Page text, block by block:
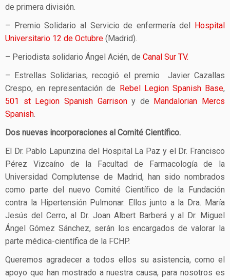
de primera división.
– Premio Solidario al Servicio de enfermería del
Hospital
Universitario 12 de Octubre (Madrid).
– Periodista solidario Ángel Acién, de Canal Sur TV.
– Estrellas Solidarias, recogió el premio Javier Cazallas
Crespo, en representación de
Rebel Legion Spanish Base,
501 st Legion Spanish Garrisony de
Mandalorian Mercs
Spanish.
Dos nuevas incorporaciones al Comité Científico.
El Dr. Pablo Lapunzina del Hospital La Paz y el Dr. Francisco
Pérez Vizcaíno de la Facultad de Farmacología de la
Universidad Complutense de Madrid, han sido nombrados
como parte del nuevo Comité Científico de la Fundación
contra la Hipertensión Pulmonar. Ellos junto a la Dra. María
Jesús del Cerro, al Dr. Joan Albert Barberá y al Dr. Miguel
Ángel Gómez Sánchez, serán los encargados de valorar la
parte médica-científica de la FCHP.
Queremos agradecer a todos ellos su asistencia, como el
apoyo que han mostrado a nuestra causa, para nosotros es